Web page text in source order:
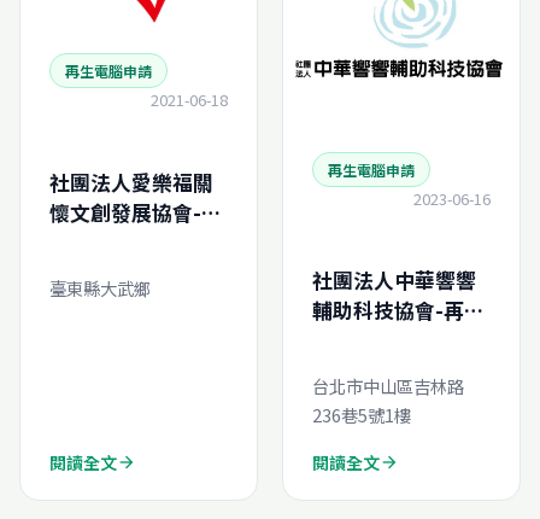
再生電腦申請
2021-06-18
社團法人愛樂福關
懷文創發展協會-再
臺東縣大武鄉
閱讀全文arrow_forward
再生電腦申請
2023-06-16
社團法人中華響響
輔助科技協會-再生
台北市中山區吉林路
236巷5號1樓
閱讀全文arrow_forward